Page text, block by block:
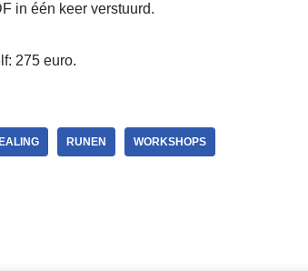
in één keer verstuurd.
275 euro.
RUNEN WORKSHOPS